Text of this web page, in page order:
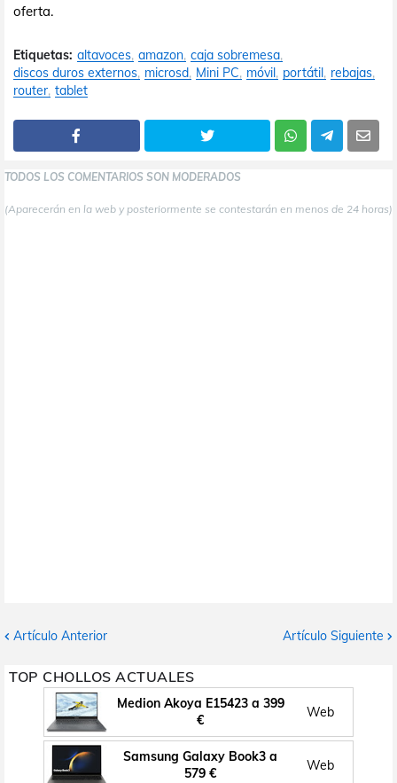
oferta.
Etiquetas: altavoces amazon caja sobremesa
discos duros externos microsd Mini PC móvil portátil rebajas
router tablet
TODOS LOS COMENTARIOS SON MODERADOS
(Aparecerán en la web y posteriormente se contestarán en menos de 24 horas)
Artículo Anterior Artículo Siguiente
TOP CHOLLOS ACTUALES
Medion Akoya E15423 a 399
€
Web
Samsung Galaxy Book3 a
579 €
Web